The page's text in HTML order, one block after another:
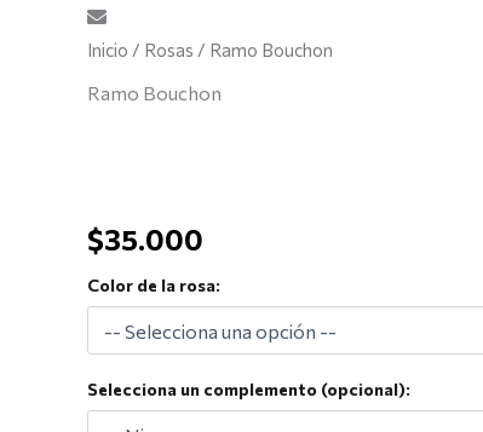
Inicio / Rosas / Ramo Bouchon
Ramo Bouchon
$35.000
Color de la rosa:
Selecciona un complemento (opcional):